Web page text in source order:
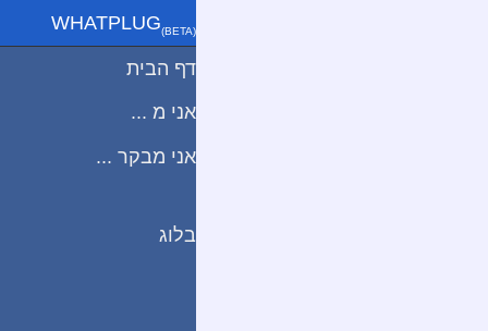
WHATPLUG(ΒETA)
דף הבית
אני מ ...
אני מבקר ...
בלוג